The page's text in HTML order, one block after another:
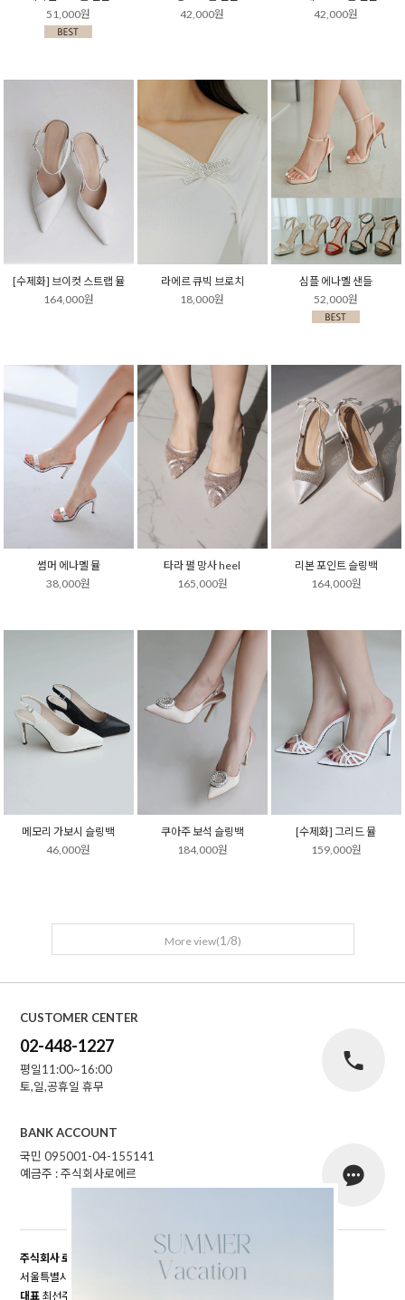
51,000원
42,000원
42,000원
[수제화] 브이컷 스트랩 뮬
164,000원
라에르 큐빅 브로치
18,000원
심플 에나멜 샌들
52,000원
썸머 에나멜 뮬
38,000원
타라 펄 망사 heel
165,000원
리본 포인트 슬링백
164,000원
메모리 가보시 슬링백
46,000원
쿠아주 보석 슬링백
184,000원
[수제화] 그리드 뮬
159,000원
More view(1 /8)
CUSTOMER CENTER
02-448-1227
평일11:00~16:00
토,일,공휴일 휴무
BANK ACCOUNT
국민 095001-04-155141
예금주 : 주식회사로에르
주식회사 로에르
서울특별시 성동구 자동차시장3길 39, 남궁빌딩 201호
대표 최선주